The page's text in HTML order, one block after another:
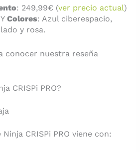
: 249,99€ (ver precio actual)
Colores: Azul ciberespacio,
y rosa.
conocer nuestra reseña
CRISPi PRO?
CRISPi PRO viene con: